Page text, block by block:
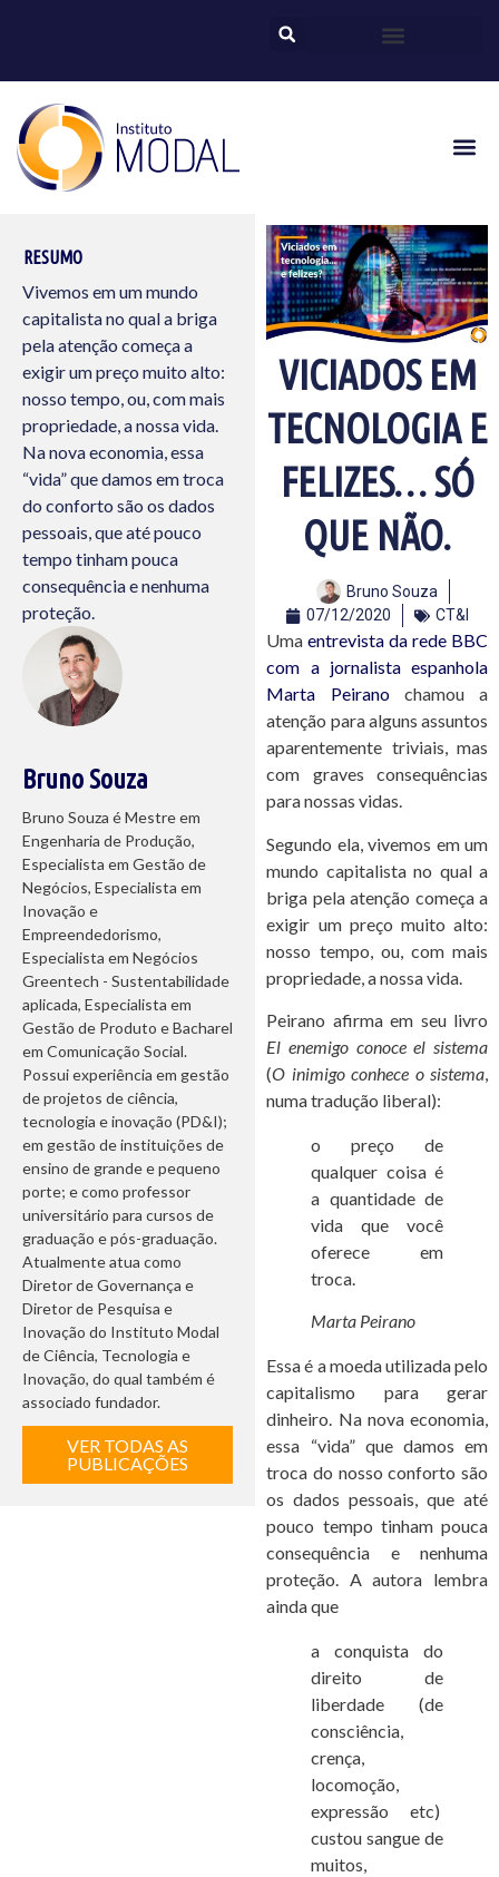
RESUMO
Vivemos em um mundo
capitalista no qual a briga
pela atenção começa a
exigir um preço muito alto:
nosso tempo, ou, com mais
propriedade, a nossa vida.
Na nova economia, essa
“vida” que damos em troca
do conforto são os dados
pessoais, que até pouco
tempo tinham pouca
consequência e nenhuma
proteção.
Bruno Souza
Bruno Souza é Mestre em
Engenharia de Produção,
Especialista em Gestão de
Negócios, Especialista em
Inovação e
Empreendedorismo,
Especialista em Negócios
Greentech - Sustentabilidade
aplicada, Especialista em
Gestão de Produto e Bacharel
em Comunicação Social.
Possui experiência em gestão
de projetos de ciência,
tecnologia e inovação (PD&I);
em gestão de instituições de
ensino de grande e pequeno
porte; e como professor
universitário para cursos de
graduação e pós-graduação.
Atualmente atua como
Diretor de Governança e
Diretor de Pesquisa e
Inovação do Instituto Modal
de Ciência, Tecnologia e
Inovação, do qual também é
associado fundador.
VER TODAS AS
PUBLICAÇÕES
VICIADOS EM
TECNOLOGIA E
FELIZES… SÓ
QUE NÃO.
Bruno Souza
07/12/2020
CT&I
Umaentrevista da rede BBC
com a jornalista espanhola
Marta Peiranochamou a
atenção para alguns assuntos
aparentemente triviais, mas
com graves consequências
para nossas vidas.
Segundo ela, vivemos em um
mundo capitalista no qual a
briga pela atenção começa a
exigir um preço muito alto:
nosso tempo, ou, com mais
propriedade, a nossa vida.
Peirano afirma em seu livro
El enemigo conoce el sistema
(O inimigo conhece o sistema,
numa tradução liberal):
o preço de
qualquer coisa é
a quantidade de
vida que você
oferece em
troca.
Marta Peirano
Essa é a moeda utilizada pelo
capitalismo para gerar
dinheiro. Na nova economia,
essa “vida” que damos em
troca do nosso conforto são
os dados pessoais, que até
pouco tempo tinham pouca
consequência e nenhuma
proteção. A autora lembra
ainda que
a conquista do
direito de
liberdade (de
consciência,
crença,
locomoção,
expressão etc)
custou sangue de
muitos,